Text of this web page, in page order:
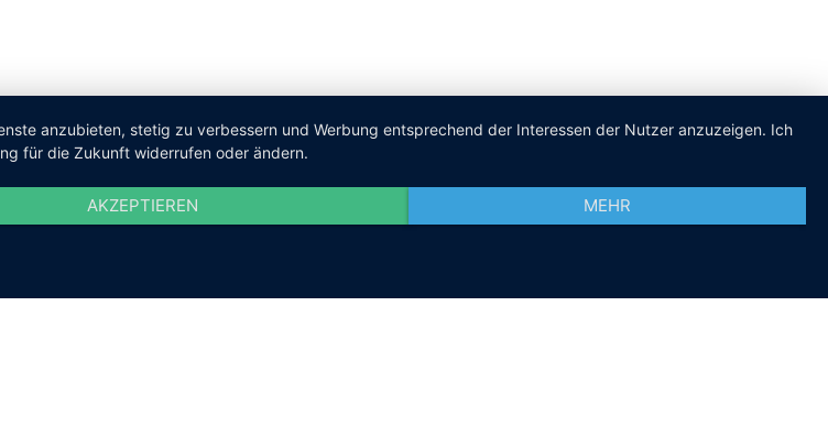
anzubieten, stetig zu verbessern und Werbung entsprechend der Interessen der Nutzer anzuzeigen. Ich
für die Zukunft widerrufen oder ändern.
AKZEPTIEREN MEHR